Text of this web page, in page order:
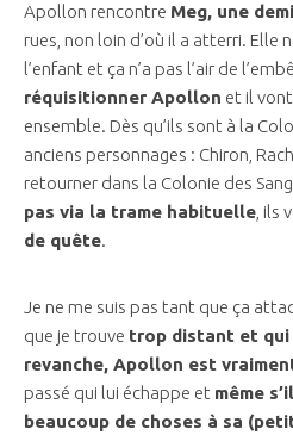
Apollon rencontre Meg, une
rues, non loin d’où il a atterri. Elle
l’enfant et ça n’a pas l’air de
réquisitionner Apollon et il
ensemble. Dès qu’ils sont à la
anciens personnages : Chiron,
retourner dans la Colonie des
pas via la trame habituelle , ils
de quête.
Je ne me suis pas tant que ça
que je trouve trop distant et qui
revanche, Apollon est
passé qui lui échappe et même
beaucoup de choses à sa